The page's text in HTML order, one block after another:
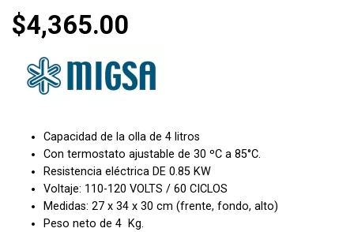
$4,365.00
Capacidad de la olla de 4 litros
Con termostato ajustable de 30 ºC a 85°C.
Resistencia eléctrica DE 0.85 KW
Voltaje: 110-120 VOLTS / 60 CICLOS
Medidas: 27 x 34 x 30 cm (frente, fondo, alto)
Peso neto de 4 Kg.